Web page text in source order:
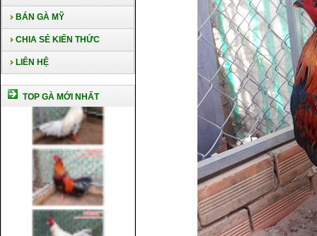
BÁN GÀ MỸ
CHIA SẺ KIẾN THỨC
LIÊN HỆ
TOP GÀ MỚI NHẤT